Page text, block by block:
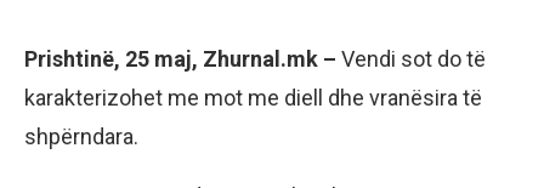
Prishtinë, 25 maj, Zhurnal.mk – Vendi sot do të
karakterizohet me mot me diell dhe vranësira të
shpërndara.